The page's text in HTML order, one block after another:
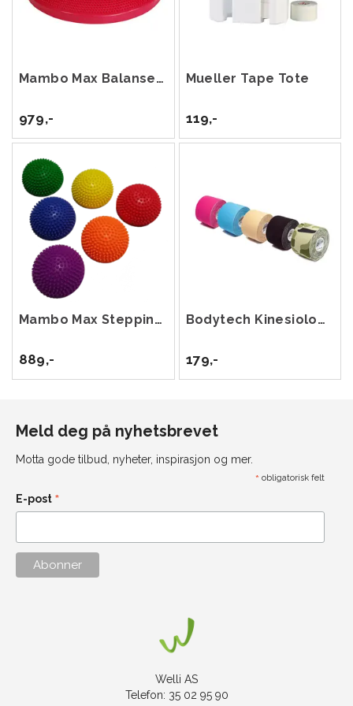
Mambo Max Balansepute 60 cm
979,-
Mueller Tape Tote
119,-
Mambo Max Stepping Stones 6-pack
889,-
Bodytech Kinesiology Tape 5cm x 5m
179,-
Meld deg på nyhetsbrevet
Motta gode tilbud, nyheter, inspirasjon og mer.
* obligatorisk felt
E-post *
Welli AS
Telefon: 35 02 95 90